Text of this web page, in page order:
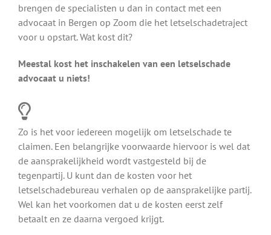
brengen de specialisten u dan in contact met een
advocaat in Bergen op Zoom die het letselschadetraject
voor u opstart. Wat kost dit?
Meestal kost het inschakelen van een letselschade
advocaat u niets!
Zo is het voor iedereen mogelijk om letselschade te
claimen. Een belangrijke voorwaarde hiervoor is wel dat
de aansprakelijkheid wordt vastgesteld bij de
tegenpartij. U kunt dan de kosten voor het
letselschadebureau verhalen op de aansprakelijke partij.
Wel kan het voorkomen dat u de kosten eerst zelf
betaalt en ze daarna vergoed krijgt.